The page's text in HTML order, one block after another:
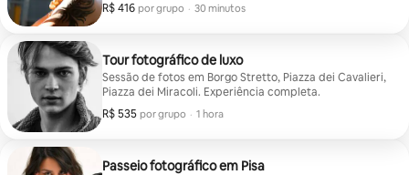
R$ 416 por grupo
R$ 416 por grupo
, · 30 minutos
Tour fotográfico de luxo
Sessão de fotos em Borgo Stretto, Piazza dei Cavalieri,
Piazza dei Miracoli. Experiência completa.
R$ 535 por grupo
R$ 535 por grupo
, · 1 hora
Passeio fotográfico em Pisa